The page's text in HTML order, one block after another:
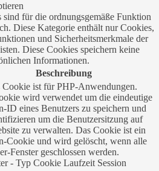
für die ordnungsgemäße Funktion
Diese Kategorie enthält nur Cookies,
und Sicherheitsmerkmale der
Diese Cookies speichern keine
Informationen.
Beschreibung
Cookie ist für PHP-Anwendungen.
wird verwendet um die eindeutige
ID eines Benutzers zu speichern und
um die Benutzersitzung auf
zu verwalten. Das Cookie ist ein
Cookie und wird gelöscht, wenn alle
Fenster geschlossen werden.
- Typ Cookie Laufzeit Session